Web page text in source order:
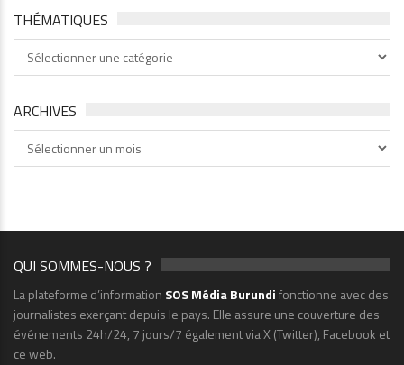
THÉMATIQUES
ARCHIVES
QUI SOMMES-NOUS ?
La plateforme d’information SOS Média Burundifonctionne avec des
journalistes exerçant depuis le pays. Elle assure une couverture des
événements 24h/24, 7 jours/7 également via X (Twitter), Facebook et
ce web.